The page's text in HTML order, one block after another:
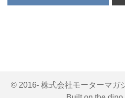
© 2016- 株式会社モーターマガ